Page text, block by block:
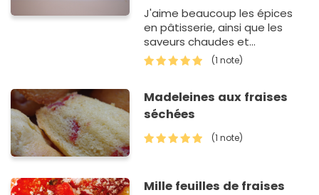
J'aime beaucoup les épices
en pâtisserie, ainsi que les
saveurs chaudes et
généreuses des pays de
l'Orient. C'est pourquoi j'ai
composée…
(1 note)
Madeleines aux fraises
séchées
(1 note)
Mille feuilles de fraises